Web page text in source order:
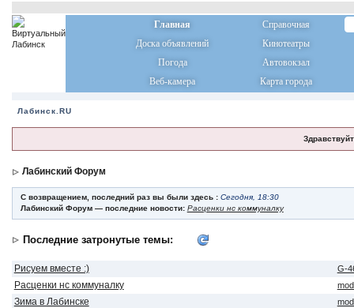
Главная
Справочная
Доска объявлений
Кинотеатры
Погода
Автовокзал
Веб-камера
Карта города
Лабинск.RU
Лабинский Форум
С возвращением, последний раз вы были здесь : Сегодня, 18:30
Лабинский Форум — последние новости: Расценки нс коммуналку
Последние затронутые темы:
Рисуем вместе :) G-
Расценки нс коммуналку
Зима в Лабинске